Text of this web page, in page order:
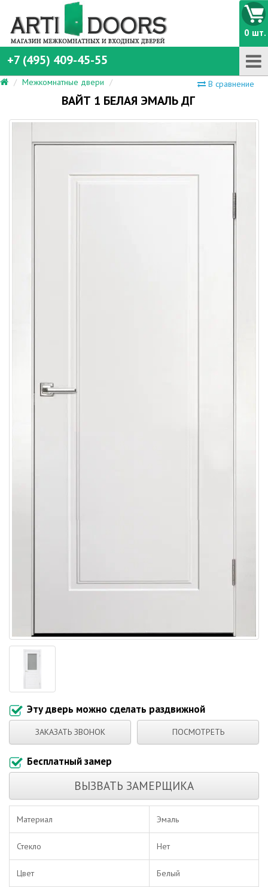
+7 (495) 409-45-55
0 шт.
В сравнение
Межкомнатные двери
ВАЙТ 1 БЕЛАЯ ЭМАЛЬ ДГ
Эту дверь можно сделать раздвижной
ЗАКАЗАТЬ ЗВОНОК ПОСМОТРЕТЬ
Бесплатный замер
ВЫЗВАТЬ ЗАМЕРЩИКА
Материал Эмаль
Стекло Нет
Цвет Белый